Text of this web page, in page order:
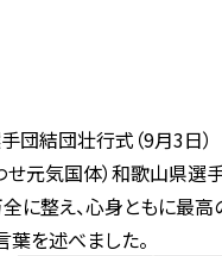
結団壮行式（9月3日）
元気国体）和歌山県
に整え、心身ともに最
葉を述べました。